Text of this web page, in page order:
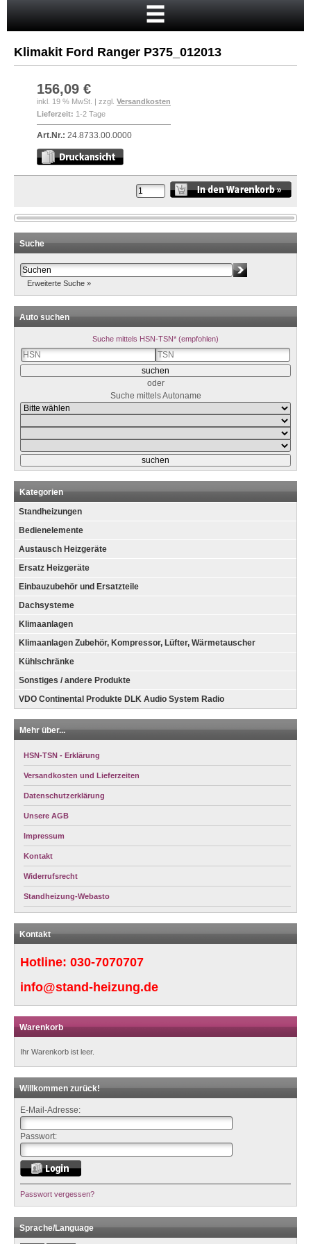
Neukunde?
Kasse
Anmelden
Klimakit Ford Ranger P375_012013
156,09 €
inkl. 19 % MwSt. | zzgl. Versandkosten
Lieferzeit: 1-2 Tage
Art.Nr.: 24.8733.00.0000
Suche
Erweiterte Suche »
Auto suchen
Suche mittels HSN-TSN* (empfohlen)
oder
Suche mittels Autoname
Kategorien
Standheizungen
Bedienelemente
Austausch Heizgeräte
Ersatz Heizgeräte
Einbauzubehör und Ersatzteile
Dachsysteme
Klimaanlagen
Klimaanlagen Zubehör, Kompressor, Lüfter, Wärmetauscher
Kühlschränke
Sonstiges / andere Produkte
VDO Continental Produkte DLK Audio System Radio
Mehr über...
HSN-TSN - Erklärung
Versandkosten und Lieferzeiten
Datenschutzerklärung
Unsere AGB
Impressum
Kontakt
Widerrufsrecht
Standheizung-Webasto
Kontakt
Hotline: 030-7070707
info@stand-heizung.de
Warenkorb
Ihr Warenkorb ist leer.
Willkommen zurück!
E-Mail-Adresse:
Passwort:
Passwort vergessen?
Sprache/Language